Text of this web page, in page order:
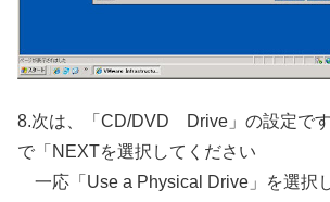
8.次は、「CD/DVD Drive」の設定で
で「NEXTを選択してください
一応「Use a Physical Drive」を選択